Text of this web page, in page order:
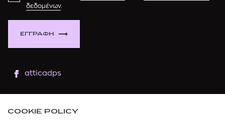
ΕΓΓΡΑΦΗ
δεδομένων.
atticadps
COOKIE POLICY